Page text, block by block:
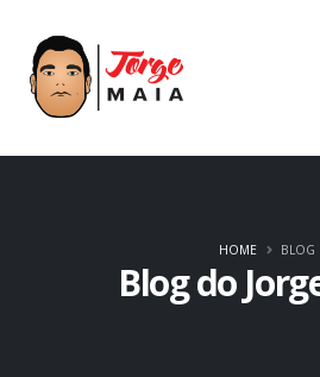
Blog do
HOME BLOG